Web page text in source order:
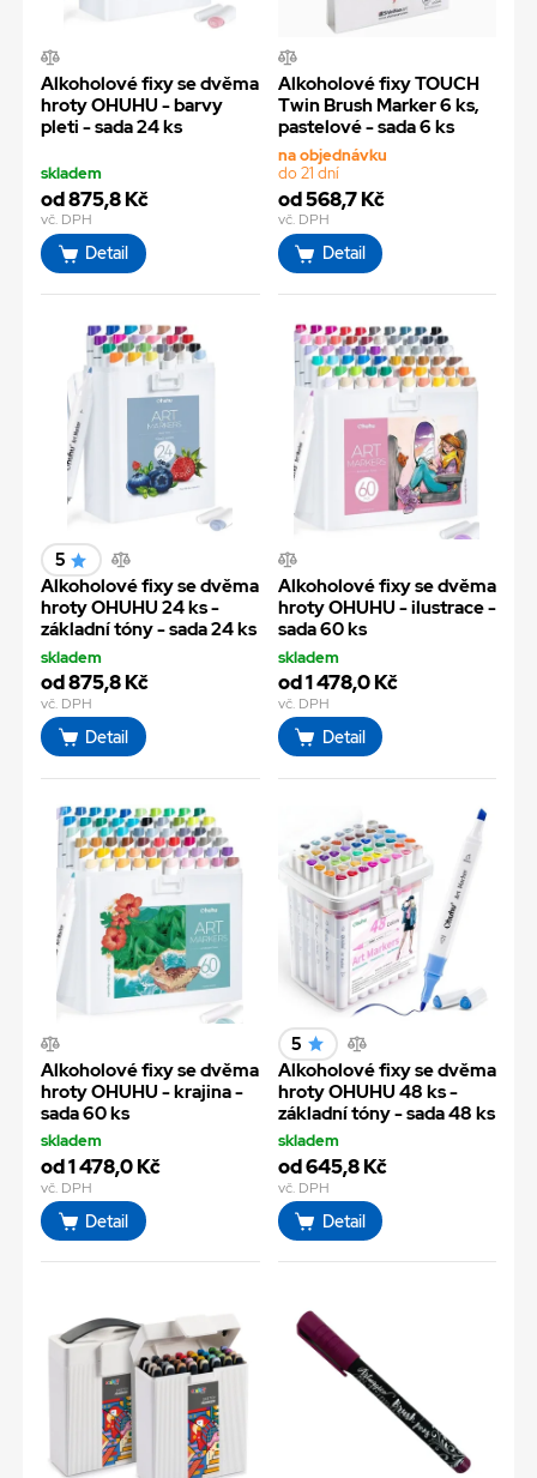
Alkoholové fixy se dvěma
hroty OHUHU - barvy
pleti - sada 24 ks
skladem
od 875,8 Kč
vč. DPH
Detail
Alkoholové fixy TOUCH
Twin Brush Marker 6 ks,
pastelové - sada 6 ks
na objednávku
do 21 dní
od 568,7 Kč
vč. DPH
Detail
5
Alkoholové fixy se dvěma
hroty OHUHU 24 ks -
základní tóny - sada 24 ks
skladem
od 875,8 Kč
vč. DPH
Detail
Alkoholové fixy se dvěma
hroty OHUHU - ilustrace -
sada 60 ks
skladem
od 1 478,0 Kč
vč. DPH
Detail
Alkoholové fixy se dvěma
hroty OHUHU - krajina -
sada 60 ks
skladem
od 1 478,0 Kč
vč. DPH
Detail
5
Alkoholové fixy se dvěma
hroty OHUHU 48 ks -
základní tóny - sada 48 ks
skladem
od 645,8 Kč
vč. DPH
Detail